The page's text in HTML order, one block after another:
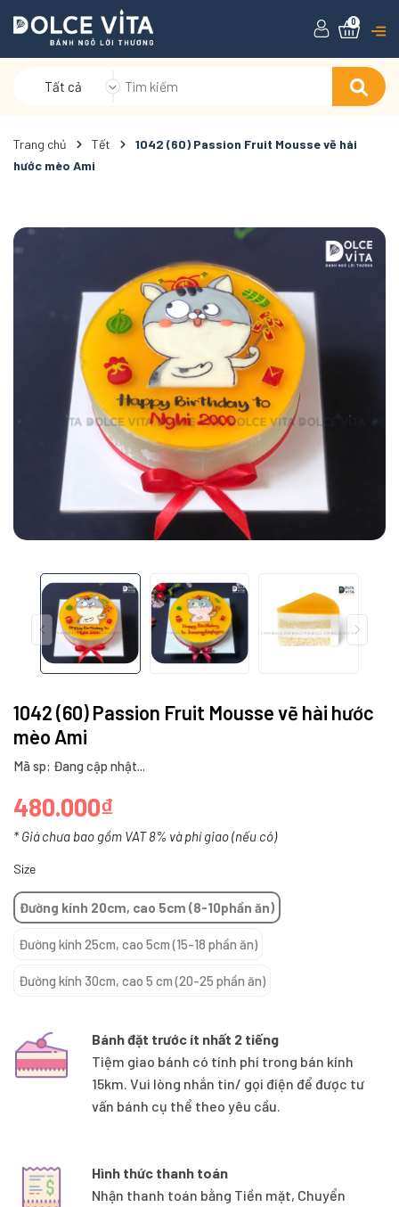
Tất cả
0
Trang chủ Tết
1042 (60) Passion Fruit Mousse vẽ hài
hước mèo Ami
1042 (60) Passion Fruit Mousse vẽ hài hước
mèo Ami
Mã sp: Đang cập nhật...
480.000₫
* Giá chưa bao gồm VAT 8% và phí giao (nếu có)
Size
Đường kính 20cm, cao 5cm (8-10phần ăn)
Đường kính 25cm, cao 5cm (15-18 phần ăn)
Đường kính 30cm, cao 5 cm (20-25 phần ăn)
Bánh đặt trước ít nhất 2 tiếng
Tiệm giao bánh có tính phí trong bán kính
15km. Vui lòng nhắn tin/ gọi điện để được tư
vấn bánh cụ thể theo yêu cầu.
Hình thức thanh toán
Nhận thanh toán bằng Tiền mặt, Chuyển